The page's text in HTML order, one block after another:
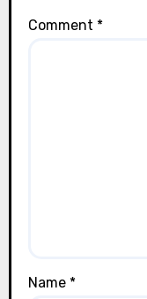
Comment *
Name *